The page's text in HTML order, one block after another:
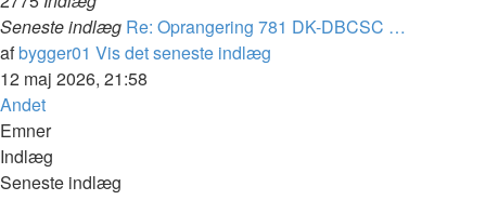
Seneste indlæg Re: Oprangering 781 DK-DBCSC …
afbygger01 Vis det seneste indlæg
12 maj 2026, 21:58
Andet
Emner
Indlæg
Seneste indlæg